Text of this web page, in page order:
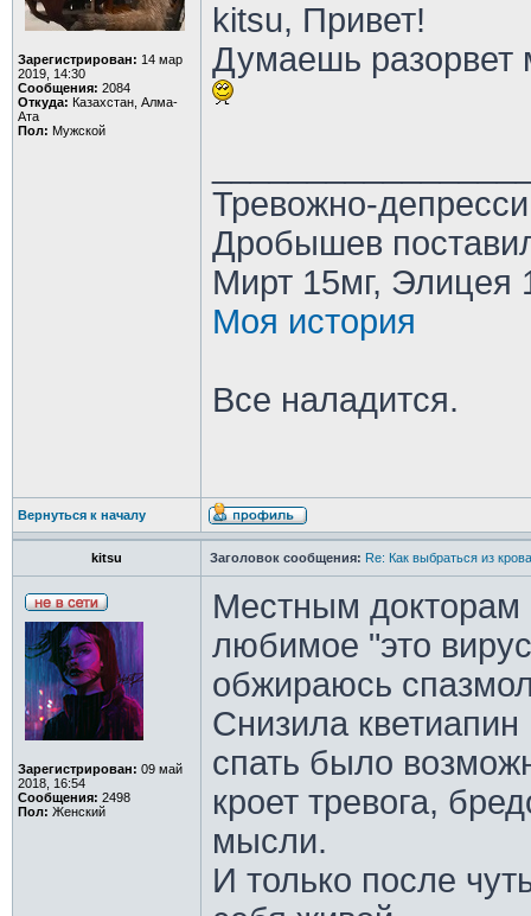
Зарегистрирован: 14 мар
2019, 14:30
Сообщения: 2084
Откуда: Казахстан, Алма-
Ата
Пол: Мужской
kitsu, Привет!
Думаешь разорвет
Тревожно-
Дробышев
Мирт 15мг, Элицея
Моя история
Все наладится.
Вернуться к началу
kitsu Заголовок сообщения: Re: Как выбраться из
Зарегистрирован: 09 май
2018, 16:54
Сообщения: 2498
Пол: Женский
Местным докторам
любимое "это
обжираюсь
Снизила
спать было
кроет тревога,
мысли.
И только после